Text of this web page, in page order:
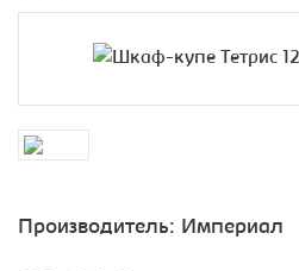
Производитель: Империал